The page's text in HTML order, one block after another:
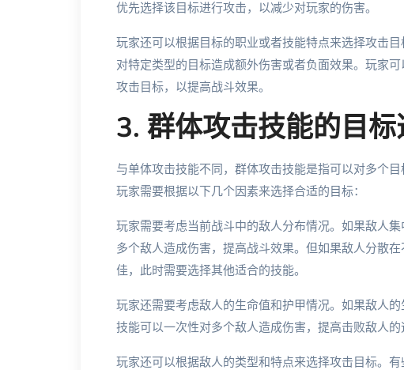
优先选择该目标进行攻击，以减少对玩家的伤害。
玩家还可以根据目标的职业或者技能特点来选择攻击
对特定类型的目标造成额外伤害或者负面效果。玩家
攻击目标，以提高战斗效果。
3. 群体攻击技能的目
与单体攻击技能不同，群体攻击技能是指可以对多个
玩家需要根据以下几个因素来选择合适的目标：
玩家需要考虑当前战斗中的敌人分布情况。如果敌人
多个敌人造成伤害，提高战斗效果。但如果敌人分散
佳，此时需要选择其他适合的技能。
玩家还需要考虑敌人的生命值和护甲情况。如果敌人
技能可以一次性对多个敌人造成伤害，提高击败敌人的
玩家还可以根据敌人的类型和特点来选择攻击目标。